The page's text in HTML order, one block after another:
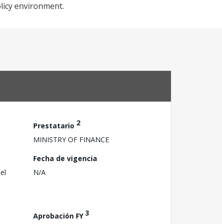
environment.
Prestatario 2
MINISTRY OF FINANCE
Fecha de vigencia
N/A
Aprobación FY3